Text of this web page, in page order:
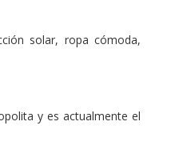
solar, ropa cómoda,
y es actualmente el